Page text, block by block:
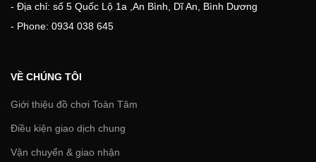
- Địa chỉ: số 5 Quốc Lộ 1a ,An Bình, Dĩ An, Bình Dương
- Phone: 0934 038 645
VỀ CHÚNG TÔI
Giới thiệu đồ chơi Toàn Tâm
Điều kiện giao dịch chung
Vận chuyển & giao nhận